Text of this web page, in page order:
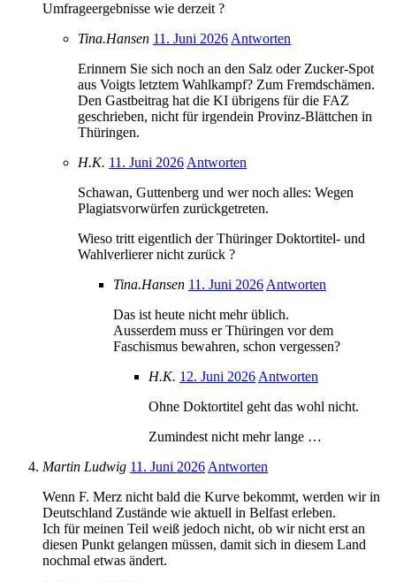
Umfrageergebnisse wie derzeit ?
Tina.Hansen 11. Juni 2026Antworten
Erinnern Sie sich noch an den Salz oder Zucker-Spot
aus Voigts letztem Wahlkampf? Zum Fremdschämen.
Den Gastbeitrag hat die KI übrigens für die FAZ
geschrieben, nicht für irgendein Provinz-Blättchen in
Thüringen.
H.K. 11. Juni 2026Antworten
Schawan, Guttenberg und wer noch alles: Wegen
Plagiatsvorwürfen zurückgetreten.
Wieso tritt eigentlich der Thüringer Doktortitel- und
Wahlverlierer nicht zurück ?
Tina.Hansen 11. Juni 2026Antworten
Das ist heute nicht mehr üblich.
Ausserdem muss er Thüringen vor dem
Faschismus bewahren, schon vergessen?
H.K. 12. Juni 2026Antworten
Ohne Doktortitel geht das wohl nicht.
Zumindest nicht mehr lange …
Martin Ludwig 11. Juni 2026Antworten
Wenn F. Merz nicht bald die Kurve bekommt, werden wir in
Deutschland Zustände wie aktuell in Belfast erleben.
Ich für meinen Teil weiß jedoch nicht, ob wir nicht erst an
diesen Punkt gelangen müssen, damit sich in diesem Land
nochmal etwas ändert.